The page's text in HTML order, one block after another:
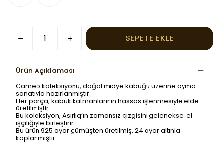
SEPETE EKLE
Ürün Açıklaması
Cameo koleksiyonu, doğal midye kabuğu üzerine oyma
sanatıyla hazırlanmıştır.
Her parça, kabuk katmanlarının hassas işlenmesiyle elde
üretilmiştir.
Bu koleksiyon, Asırlıq’ın zamansız çizgisini geleneksel el
işçiliğiyle birleştirir.
Bu ürün 925 ayar gümüşten üretilmiş, 24 ayar altınla
kaplanmıştır.